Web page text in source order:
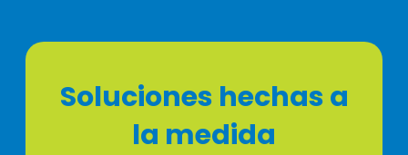
Soluciones hechas a
la medida